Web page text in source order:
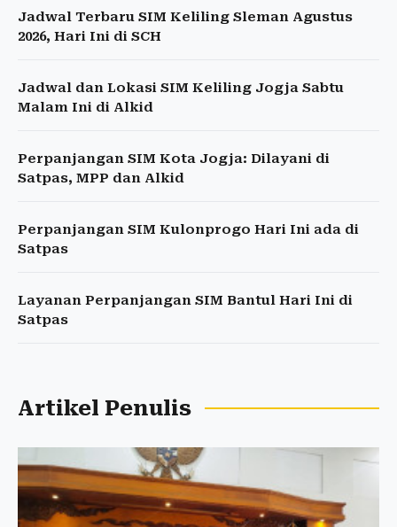
Jadwal Terbaru SIM Keliling Sleman Agustus
2026, Hari Ini di SCH
Jadwal dan Lokasi SIM Keliling Jogja Sabtu
Malam Ini di Alkid
Perpanjangan SIM Kota Jogja: Dilayani di
Satpas, MPP dan Alkid
Perpanjangan SIM Kulonprogo Hari Ini ada di
Satpas
Layanan Perpanjangan SIM Bantul Hari Ini di
Satpas
Artikel Penulis